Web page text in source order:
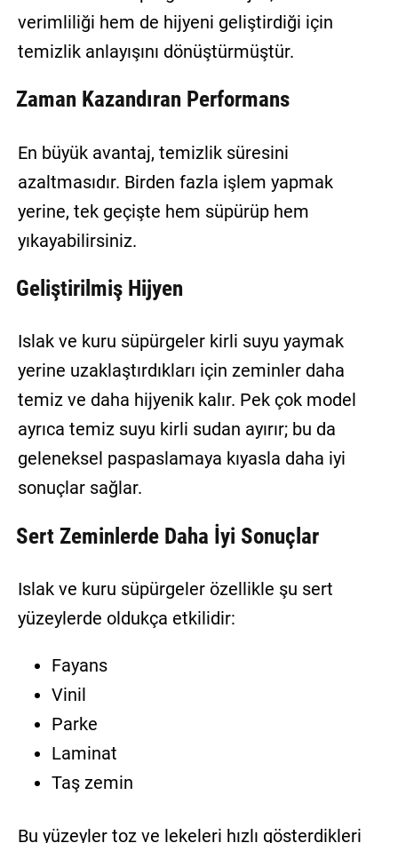
verimliliği hem de hijyeni geliştirdiği için
temizlik anlayışını dönüştürmüştür.
Zaman Kazandıran Performans
En büyük avantaj, temizlik süresini
azaltmasıdır. Birden fazla işlem yapmak
yerine, tek geçişte hem süpürüp hem
yıkayabilirsiniz.
Geliştirilmiş Hijyen
Islak ve kuru süpürgeler kirli suyu yaymak
yerine uzaklaştırdıkları için zeminler daha
temiz ve daha hijyenik kalır. Pek çok model
ayrıca temiz suyu kirli sudan ayırır; bu da
geleneksel paspaslamaya kıyasla daha iyi
sonuçlar sağlar.
Sert Zeminlerde Daha İyi Sonuçlar
Islak ve kuru süpürgeler özellikle şu sert
yüzeylerde oldukça etkilidir:
Fayans
Vinil
Parke
Laminat
Taş zemin
Bu yüzeyler toz ve lekeleri hızlı gösterdikleri